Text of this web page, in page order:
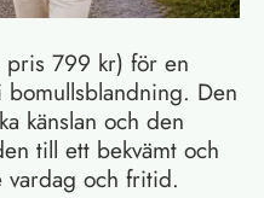
799 kr) för en
Den
känslan och den
till ett bekvämt och
vardag och fritid.